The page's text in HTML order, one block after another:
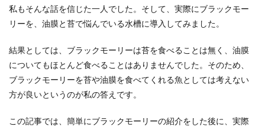
私もそんな話を信じた一人でした。そして、実際にブラックモー
リーを、油膜と苔で悩んでいる水槽に導入してみました。
結果としては、ブラックモーリーは苔を食べることは無く、油膜
についてもほとんど食べることはありませんでした。そのため、
ブラックモーリーを苔や油膜を食べてくれる魚としては考えない
方が良いというのが私の答えです。
この記事では、簡単にブラックモーリーの紹介をした後に、実際